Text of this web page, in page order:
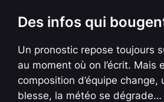
Des infos qui
Un pronostic repose toujours
au moment où on l’écrit. Mais
composition d’équipe change,
blesse, la météo se dégrade…